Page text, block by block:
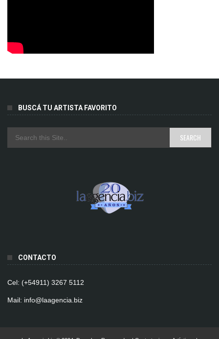
BUSCÁ TU ARTISTA FAVORITO
CONTACTO
Cel: (+54911) 3267 5112
Mail: info@laagencia.biz